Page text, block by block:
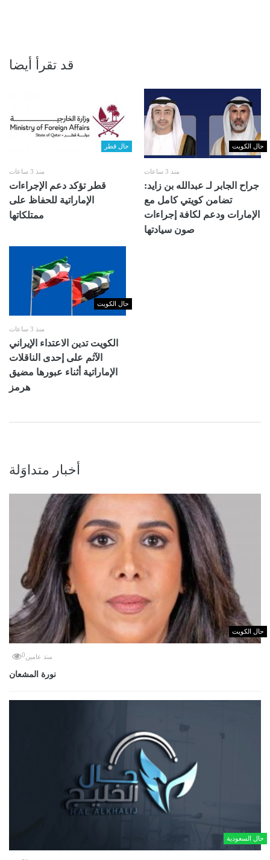
قد تقرأ أيضا
حال قطر
منذ 3 ساعات
قطر تؤكد دعم الإجراءات
الإماراتية للحفاظ على
ممتلكاتها
حال الكويت
منذ 3 ساعات
جراح الجابر لـ عبدالله بن زايد:
تضامن كويتي كامل مع
الإمارات ودعم لكافة إجراءات
صون سيادتها
حال الكويت
منذ 3 ساعات
الكويت تدين الاعتداء الإيراني
الآثم على إحدى الناقلات
الإماراتية أثناء عبورها مضيق
هرمز
أخبار متداوَلة
حال الكويت
منذ عامين0
نورة المشعان
حال السعودية